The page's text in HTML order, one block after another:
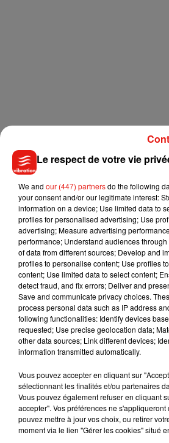
Le respect de votre vie
We and our (447) partnersdo the following
your consent and/or our legitimate interest:
information on a device; Use limited data to
profiles for personalised advertising; Use
advertising; Measure advertising
performance; Understand audiences
of data from different sources; Develop and
profiles to personalise content; Use profiles
content; Use limited data to select content;
detect fraud, and fix errors; Deliver and
Save and communicate privacy choices.
process personal data such as IP address
following functionalities: Identify devices
requested; Use precise geolocation data;
other data sources; Link different devices;
information transmitted automatically.
Vous pouvez accepter en cliquant sur
sélectionnant les finalités et/ou partenaires
Vous pouvez également refuser en cliquant
accepter". Vos préférences ne s'appliqueront
pouvez mettre à jour vos choix, ou retirer
moment via le lien "Gérer les cookies" situé